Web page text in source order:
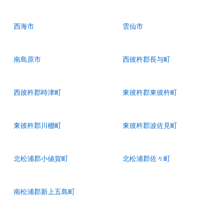
西海市 雲仙市
南島原市 西彼杵郡長与町
西彼杵郡時津町 東彼杵郡東彼杵町
東彼杵郡川棚町 東彼杵郡波佐見町
北松浦郡小値賀町 北松浦郡佐々町
南松浦郡新上五島町